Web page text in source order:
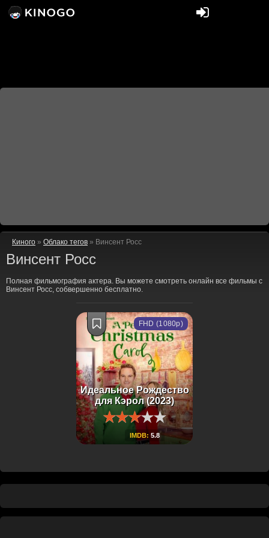
Киного » Облако тегов » Винсент Росс
Винсент Росс
Полная фильмография актера. Вы можете смотреть онлайн все фильмы с
Винсент Росс, собвершенно бесплатно.
Идеальное Рождество
для Кэрол (2023)
IMDB: 5.8
FHD (1080p)